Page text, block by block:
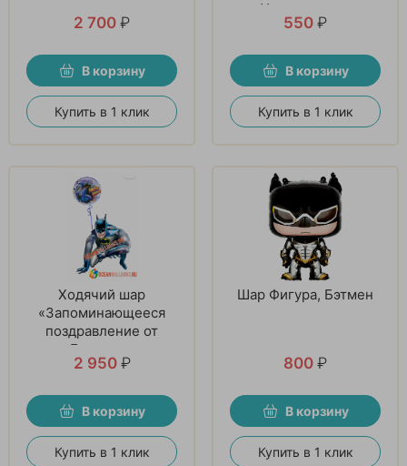
2 700 ₽
В корзину
Купить в 1 клик
«Ударная сила»
550 ₽
В корзину
Купить в 1 клик
Ходячий шар
«Запоминающееся
поздравление от
Бэтмена»
2 950 ₽
В корзину
Купить в 1 клик
Шар Фигура, Бэтмен
800 ₽
В корзину
Купить в 1 клик